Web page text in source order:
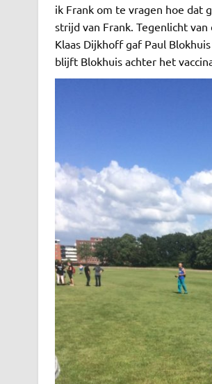
ik Frank om te vragen hoe dat
strijd van Frank. Tegenlicht
Klaas Dijkhoff gaf Paul
blijft Blokhuis achter het